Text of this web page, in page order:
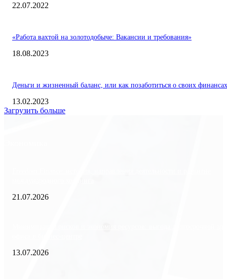
22.07.2022
«Работа вахтой на золотодобыче: Вакансии и требования»
18.08.2023
Деньги и жизненный баланс, или как позаботиться о своих финансах
13.02.2023
Загрузить больше
21.07.2026
13.07.2026